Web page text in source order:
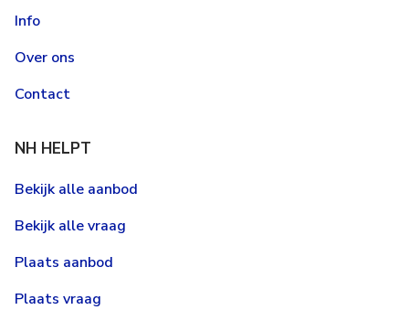
Info
Over ons
Contact
NH HELPT
Bekijk alle aanbod
Bekijk alle vraag
Plaats aanbod
Plaats vraag